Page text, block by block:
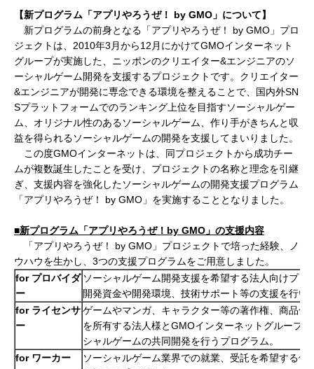
【新プログラム「アプリやろうぜ！ by GMO 」について】
新プログラムの前身となる「アプリやろうぜ！ by GMO」プロ
ジェクトは、2010年3月から12月にかけてGMOインターネット
グループが実施した、ニッポンのクリエイター&エンジニアのソ
ーシャルゲーム開発を支援するプロジェクトです。クリエイター
&エンジニアが開発に専念できる環境を整えることで、国内外SN
Sプラットフォームでのランキング上位を目指すソーシャルゲー
ム、オリジナル性のあるソーシャルゲーム、作り手がきちんと収
益を得られるソーシャルゲームの開発を支援してまいりました。
この度GMOインターネットは、同プロジェクトから成功チー
ムが複数誕生したことを受け、プロジェクトの名称と理念を引継
ぎ、支援内容を強化したソーシャルゲームの開発支援プログラム
「アプリやろうぜ！ by GMO 」を実施することとなりました。
■新プログラム「アプリやろうぜ！ by GMO 」の支援内容
「アプリやろうぜ！ by GMO」プロジェクトで培った経験、ノ
ウハウを生かし、3つの支援プログラムをご用意しました。
for プロバイダ
ー
ソーシャルゲーム開発支援を希望する法人向けプロ
開発資金や開発環境、技術サポート等の支援を行い
for ライセンサ
ー
ゲームやマンガ、キャラクター等の著作権、商品化
を所有する法人様とGMOインターネットグループ
シャルゲームの共同開発を行うプログラム。
for ワーカー
ソーシャルゲーム業界での就業、受託を希望する個